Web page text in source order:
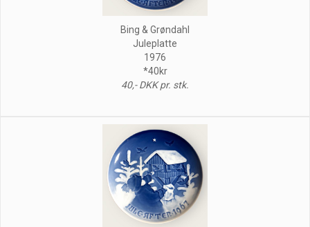
Bing & Grøndahl
Juleplatte
1976
*40kr
40,- DKK pr. stk.